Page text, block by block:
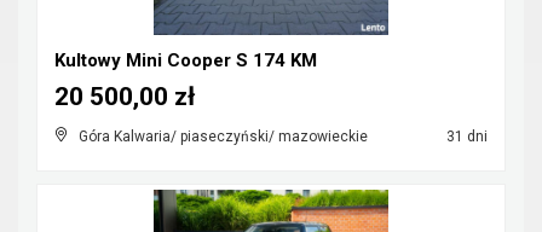
Kultowy Mini Cooper S 174 KM
Góra Kalwaria/ piaseczyński/ mazowieckie 31 dni
20 500,00 zł